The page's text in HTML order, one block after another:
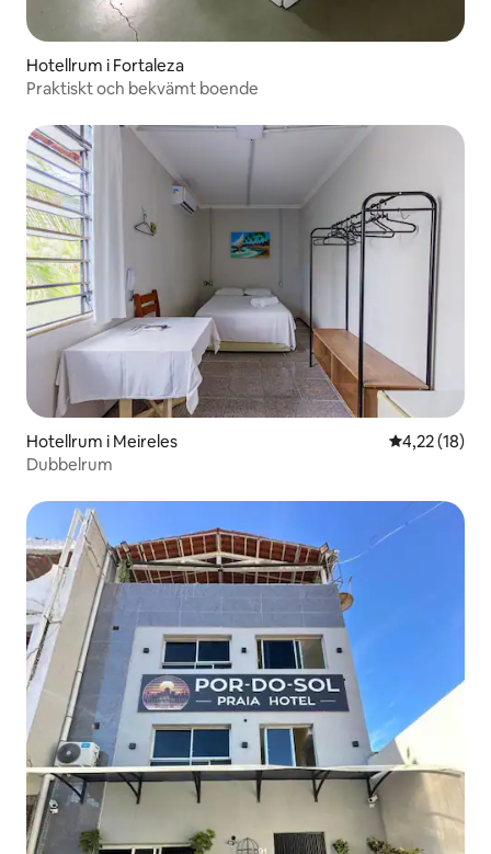
Hotellrum i Fortaleza
Praktiskt och bekvämt boende
Hotellrum i Meireles 4,22 av 5 i
4,22 (18)
Dubbelrum